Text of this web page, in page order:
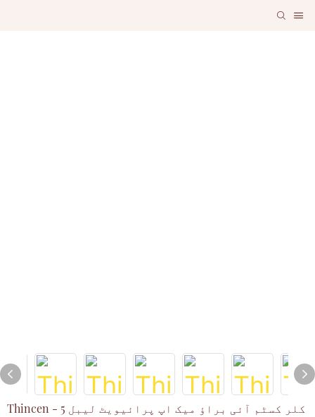
Thincen - 5 کلر کسٹم آئی براؤ میک اپ پرائیویٹ لیبل